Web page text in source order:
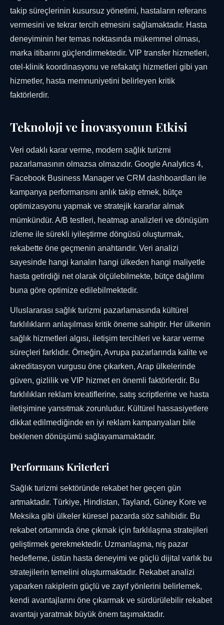
takip süreçlerinin kusursuz yönetimi, hastaların referans
vermesini ve tekrar tercih etmesini sağlamaktadır. Hasta
deneyiminin her temas noktasında mükemmel olması,
marka itibarını güçlendirmektedir. VIP transfer hizmetleri,
otel-klinik koordinasyonu ve refakatçi hizmetleri gibi yan
hizmetler, hasta memnuniyetini belirleyen kritik
faktörlerdir.
Teknoloji ve İnovasyonun Etkisi
Veri odaklı karar verme, modern sağlık turizmi
pazarlamasının olmazsa olmazıdır. Google Analytics 4,
Facebook Business Manager ve CRM dashboardları ile
kampanya performansını anlık takip etmek, bütçe
optimizasyonu yapmak ve stratejik kararlar almak
mümkündür. A/B testleri, heatmap analizleri ve dönüşüm
izleme ile sürekli iyileştirme döngüsü oluşturmak,
rekabette öne geçmenin anahtarıdır. Veri analizi
sayesinde hangi kanalın hangi ülkeden hangi maliyetle
hasta getirdiği net olarak ölçülebilmekte, bütçe dağılımı
buna göre optimize edilebilmektedir.
Uluslararası sağlık turizmi pazarlamasında kültürel
farklılıkların anlaşılması kritik öneme sahiptir. Her ülkenin
sağlık hizmetleri algısı, iletişim tercihleri ve karar verme
süreçleri farklıdır. Örneğin, Avrupa pazarlarında kalite ve
akreditasyon vurgusu öne çıkarken, Arap ülkelerinde
güven, gizlilik ve VIP hizmet en önemli faktörlerdir. Bu
farklılıkları reklam kreatiflerine, satış scriptlerine ve hasta
iletişimine yansıtmak zorunludur. Kültürel hassasiyetlere
dikkat edilmediğinde en iyi reklam kampanyaları bile
beklenen dönüşümü sağlayamamaktadır.
Performans Kriterleri
Sağlık turizmi sektöründe rekabet her geçen gün
artmaktadır. Türkiye, Hindistan, Tayland, Güney Kore ve
Meksika gibi ülkeler küresel pazarda söz sahibidir. Bu
rekabet ortamında öne çıkmak için farklılaşma stratejileri
geliştirmek gerekmektedir. Uzmanlaşma, niş pazar
hedefleme, üstün hasta deneyimi ve güçlü dijital varlık bu
stratejilerin temelini oluşturmaktadır. Rekabet analizi
yaparken rakiplerin güçlü ve zayıf yönlerini belirlemek,
kendi avantajlarını öne çıkarmak ve sürdürülebilir rekabet
avantajı yaratmak büyük önem taşımaktadır.